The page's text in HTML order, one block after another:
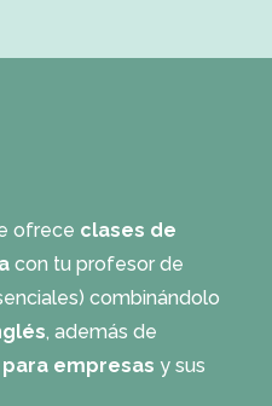
ofrece clases de
con tu profesor de
combinándolo
, además de
empresas y sus